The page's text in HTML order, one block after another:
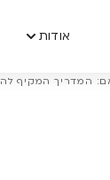
אודות
המדריך המקיף